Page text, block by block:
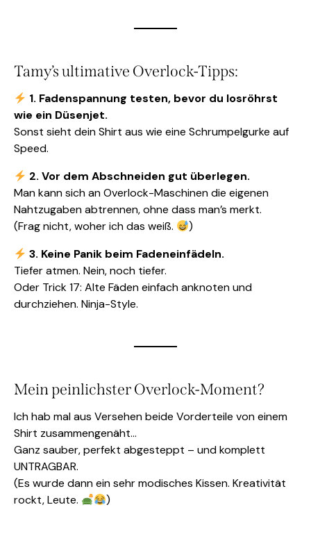
Tamy’s ultimative Overlock-Tipps:
1. Fadenspannung testen, bevor du losröhrst
wie ein Düsenjet.
Sonst sieht dein Shirt aus wie eine Schrumpelgurke auf
Speed.
2. Vor dem Abschneiden gut überlegen.
Man kann sich an Overlock-Maschinen die eigenen
Nahtzugaben abtrennen, ohne dass man’s merkt.
(Frag nicht, woher ich das weiß.
)
3. Keine Panik beim Fadeneinfädeln.
Tiefer atmen. Nein, noch tiefer.
Oder Trick 17: Alte Fäden einfach anknoten und
durchziehen. Ninja-Style.
Mein peinlichster Overlock-Moment?
Ich hab mal aus Versehen beide Vorderteile von einem
Shirt zusammengenäht…
Ganz sauber, perfekt abgesteppt – und komplett
UNTRAGBAR.
(Es wurde dann ein sehr modisches Kissen. Kreativität
rockt, Leute.
)